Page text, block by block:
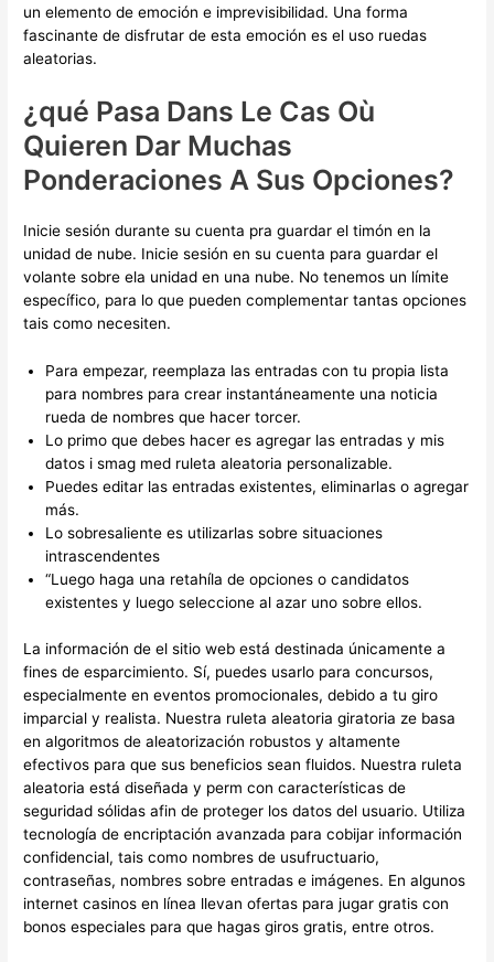
un elemento de emoción e imprevisibilidad. Una forma
fascinante de disfrutar de esta emoción es el uso ruedas
aleatorias.
¿qué Pasa Dans Le Cas Où
Quieren Dar Muchas
Ponderaciones A Sus Opciones?
Inicie sesión durante su cuenta pra guardar el timón en la
unidad de nube. Inicie sesión en su cuenta para guardar el
volante sobre ela unidad en una nube. No tenemos un límite
específico, para lo que pueden complementar tantas opciones
tais como necesiten.
Para empezar, reemplaza las entradas con tu propia lista
para nombres para crear instantáneamente una noticia
rueda de nombres que hacer torcer.
Lo primo que debes hacer es agregar las entradas y mis
datos i smag med ruleta aleatoria personalizable.
Puedes editar las entradas existentes, eliminarlas o agregar
más.
Lo sobresaliente es utilizarlas sobre situaciones
intrascendentes
“Luego haga una retahíla de opciones o candidatos
existentes y luego seleccione al azar uno sobre ellos.
La información de el sitio web está destinada únicamente a
fines de esparcimiento. Sí, puedes usarlo para concursos,
especialmente en eventos promocionales, debido a tu giro
imparcial y realista. Nuestra ruleta aleatoria giratoria ze basa
en algoritmos de aleatorización robustos y altamente
efectivos para que sus beneficios sean fluidos. Nuestra ruleta
aleatoria está diseñada y perm con características de
seguridad sólidas afin de proteger los datos del usuario. Utiliza
tecnología de encriptación avanzada para cobijar información
confidencial, tais como nombres de usufructuario,
contraseñas, nombres sobre entradas e imágenes. En algunos
internet casinos en línea llevan ofertas para jugar gratis con
bonos especiales para que hagas giros gratis, entre otros.